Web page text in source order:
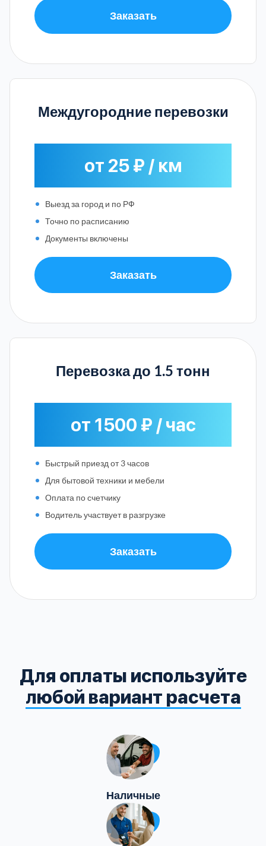
Заказать
Междугородние перевозки
от 25 ₽ / км
Выезд за город и по РФ
Точно по расписанию
Документы включены
Заказать
Перевозка до 1.5 тонн
от 1500 ₽ / час
Быстрый приезд от 3 часов
Для бытовой техники и мебели
Оплата по счетчику
Водитель участвует в разгрузке
Заказать
Для оплаты используйте
любой вариант расчета
Наличные